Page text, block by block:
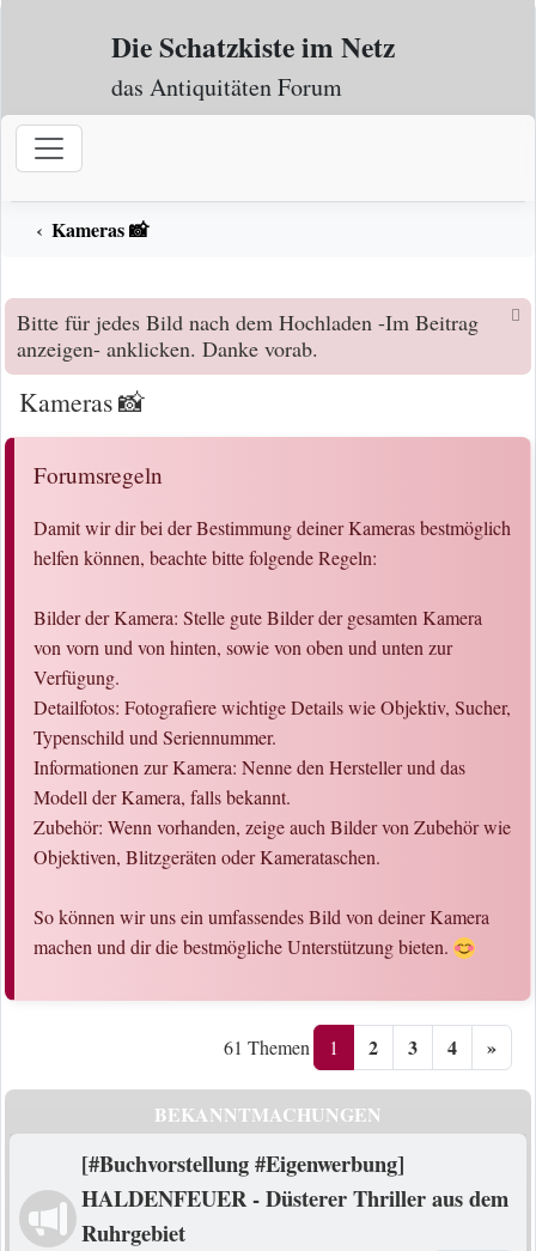
Zum Inhalt
Die Schatzkiste im Netz
das Antiquitäten Forum
Kameras 📸
Bitte für jedes Bild nach dem Hochladen -Im Beitrag
anzeigen- anklicken. Danke vorab.
Kameras 📸
Forumsregeln
Damit wir dir bei der Bestimmung deiner Kameras bestmöglich
helfen können, beachte bitte folgende Regeln:
Bilder der Kamera: Stelle gute Bilder der gesamten Kamera
von vorn und von hinten, sowie von oben und unten zur
Verfügung.
Detailfotos: Fotografiere wichtige Details wie Objektiv, Sucher,
Typenschild und Seriennummer.
Informationen zur Kamera: Nenne den Hersteller und das
Modell der Kamera, falls bekannt.
Zubehör: Wenn vorhanden, zeige auch Bilder von Zubehör wie
Objektiven, Blitzgeräten oder Kamerataschen.
So können wir uns ein umfassendes Bild von deiner Kamera
machen und dir die bestmögliche Unterstützung bieten.
61 Themen 1 2 3 4 »
BEKANNTMACHUNGEN
[#Buchvorstellung #Eigenwerbung]
HALDENFEUER - Düsterer Thriller aus dem
Ruhrgebiet